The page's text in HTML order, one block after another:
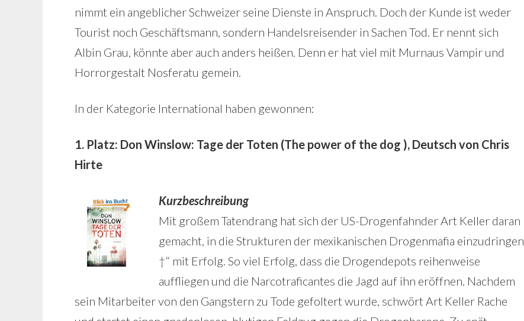
nimmt ein angeblicher Schweizer seine Dienste in Anspruch. Doch der Kunde ist weder
Tourist noch Geschäftsmann, sondern Handelsreisender in Sachen Tod. Er nennt sich
Albin Grau, könnte aber auch anders heißen. Denn er hat viel mit Murnaus Vampir und
Horrorgestalt Nosferatu gemein.
In der Kategorie International haben gewonnen:
1. Platz: Don Winslow: Tage der Toten (The power of the dog ), Deutsch von Chris
Hirte
Kurzbeschreibung
Mit großem Tatendrang hat sich der US-Drogenfahnder Art Keller daran
gemacht, in die Strukturen der mexikanischen Drogenmafia einzudringen
†“ mit Erfolg. So viel Erfolg, dass die Drogendepots reihenweise
auffliegen und die Narcotraficantes die Jagd auf ihn eröffnen. Nachdem
sein Mitarbeiter von den Gangstern zu Tode gefoltert wurde, schwört Art Keller Rache